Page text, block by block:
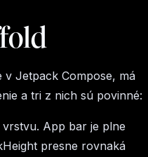
Jetpack Compose, má
a tri z nich sú povinné:
App bar je plne
presne rovnaká